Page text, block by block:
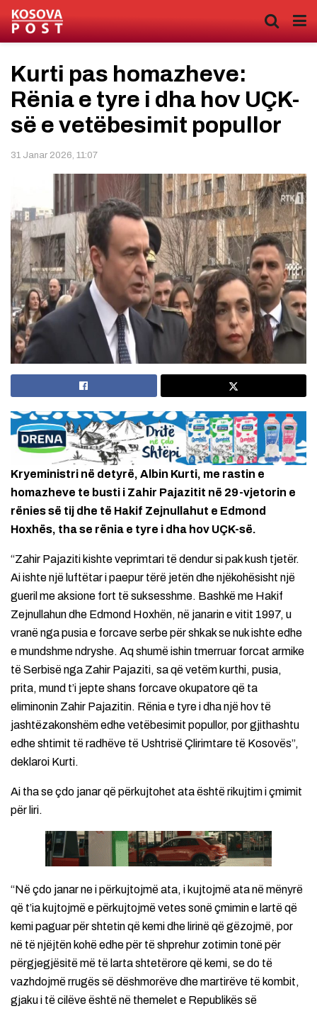
Kurti pas homazheve:
Rënia e tyre i dha hov UÇK-
së e vetëbesimit popullor
31 Janar 2026, 11:07
Kryeministri në detyrë, Albin Kurti, me rastin e
homazheve te busti i Zahir Pajazitit në 29-vjetorin e
rënies së tij dhe të Hakif Zejnullahut e Edmond
Hoxhës, tha se rënia e tyre i dha hov UÇK-së.
“Zahir Pajaziti kishte veprimtari të dendur si pak kush tjetër.
Ai ishte një luftëtar i paepur tërë jetën dhe njëkohësisht një
gueril me aksione fort të suksesshme. Bashkë me Hakif
Zejnullahun dhe Edmond Hoxhën, në janarin e vitit 1997, u
vranë nga pusia e forcave serbe për shkak se nuk ishte edhe
e mundshme ndryshe. Aq shumë ishin tmerruar forcat armike
të Serbisë nga Zahir Pajaziti, sa që vetëm kurthi, pusia,
prita, mund t’i jepte shans forcave okupatore që ta
eliminonin Zahir Pajazitin. Rënia e tyre i dha një hov të
jashtëzakonshëm edhe vetëbesimit popullor, por gjithashtu
edhe shtimit të radhëve të Ushtrisë Çlirimtare të Kosovës”,
deklaroi Kurti.
Ai tha se çdo janar që përkujtohet ata është rikujtim i çmimit
për liri.
“Në çdo janar ne i përkujtojmë ata, i kujtojmë ata në mënyrë
që t’ia kujtojmë e përkujtojmë vetes sonë çmimin e lartë që
kemi paguar për shtetin që kemi dhe lirinë që gëzojmë, por
në të njëjtën kohë edhe për të shprehur zotimin tonë për
përgjegjësitë më të larta shtetërore që kemi, se do të
vazhdojmë rrugës së dëshmorëve dhe martirëve të kombit,
gjaku i të cilëve është në themelet e Republikës së